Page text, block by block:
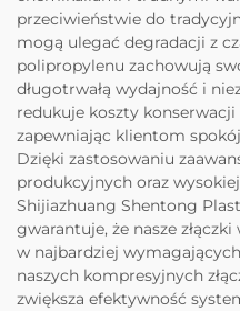
przeciwieństwie do
mogą ulegać degradacji z
polipropylenu zachowują
długotrwałą wydajność i
redukuje koszty
zapewniając klientom
Dzięki zastosowaniu
produkcyjnych oraz
Shijiazhuang Shentong
gwarantuje, że nasze
w najbardziej
naszych kompresyjnych
zwiększa efektywność